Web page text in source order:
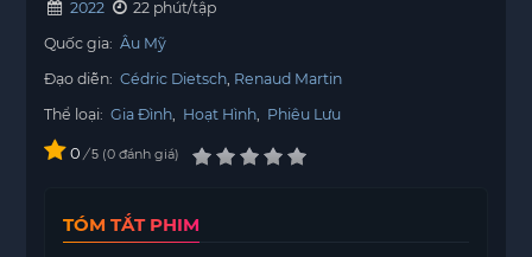
2022
22 phút/tập
Quốc gia: Âu Mỹ
Đạo diễn: Cédric Dietsch Renaud Martin
Thể loại: Gia Đình Hoạt Hình Phiêu Lưu
0 / 5 0 đánh giá
TÓM TẮT PHIM